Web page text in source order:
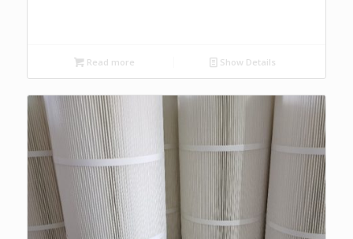
Read more Show Details